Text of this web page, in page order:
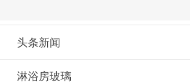
头条新闻
淋浴房玻璃